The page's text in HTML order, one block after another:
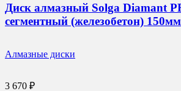
Диск алмазный Solga Diamant
сегментный (железобетон)
Алмазные диски
3 670 ₽